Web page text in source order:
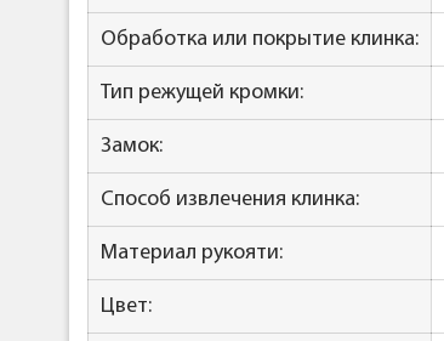
Обработка или покрытие клинка:
Тип режущей кромки:
Замок:
Способ извлечения клинка:
Материал рукояти:
Цвет: